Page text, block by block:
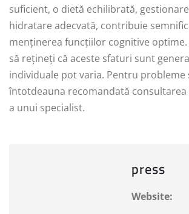
suficient, o dietă echilibrată,
hidratare adecvată, contribuie
menținerea funcțiilor cognitive
să rețineți că aceste sfaturi sunt
individuale pot varia. Pentru probleme
întotdeauna recomandată consultarea
a unui specialist.
press
Website: